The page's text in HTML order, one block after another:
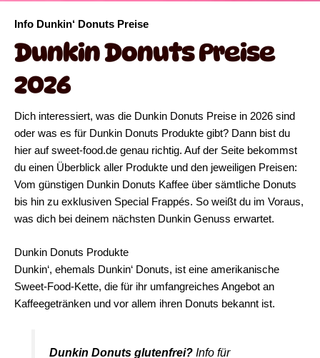
Info Dunkin‘ Donuts Preise
Dunkin Donuts Preise
2026
Dich interessiert, was die Dunkin Donuts Preise in 2026 sind
oder was es für Dunkin Donuts Produkte gibt? Dann bist du
hier auf sweet-food.de genau richtig. Auf der Seite bekommst
du einen Überblick aller Produkte und den jeweiligen Preisen:
Vom günstigen Dunkin Donuts Kaffee über sämtliche Donuts
bis hin zu exklusiven Special Frappés. So weißt du im Voraus,
was dich bei deinem nächsten Dunkin Genuss erwartet.
Dunkin Donuts Produkte
Dunkin‘, ehemals Dunkin‘ Donuts, ist eine amerikanische
Sweet-Food-Kette, die für ihr umfangreiches Angebot an
Kaffeegetränken und vor allem ihren Donuts bekannt ist.
Dunkin Donuts glutenfrei? Info für